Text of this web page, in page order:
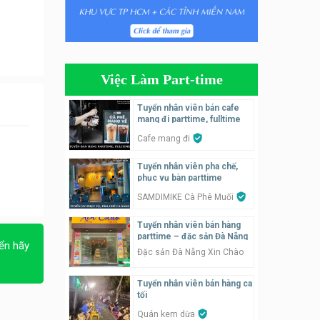
hãy
Tuyển nhân viên phụ quán ăn
– hỗ trợ ăn ở
parttime
GÀ GÔ FASTFOOD
parttime
Tuyển nhân viên pha chế
tiệm trà sữa
TRÀ SỮA THÁI LAN
Tuyển nhân viên tư vấn bán
hàng tiệm bánh ngọt
Tiệm bánh ngọt
Việc Làm Part-time
Tuyển nhân viên bán cafe
mang đi parttime, fulltime
Cafe mang đi
Tuyển nhân viên pha chế,
phục vụ bàn parttime
SAMDIMIKE Cà Phê Muối
Tuyển nhân viên bán hàng
parttime – đặc sản Đà Nẵng
Đặc sản Đà Nẵng Xin Chào
Tuyển nhân viên bán hàng ca
tối
Quán kem dừa